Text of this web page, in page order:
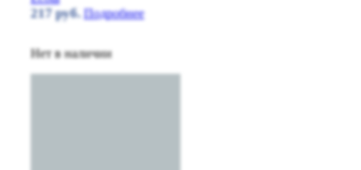
217руб. Подробнее
Нет в наличии